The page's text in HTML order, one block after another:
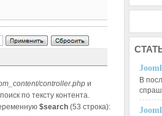
controller.php и
по тексту контента.
$search (53 строка):
В